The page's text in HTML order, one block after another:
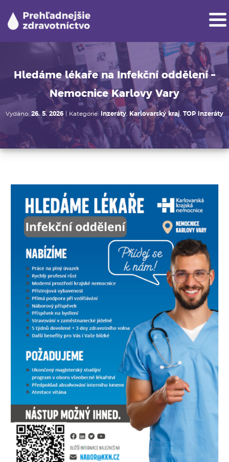
to
Prehľadnejšie zdravotníctvo
Užitočné informácie pre študentov medicíny,
lekárske fakulty, vyššie odborné a stredné
zdravotnícke školy.
Hledáme lékaře na Infekční oddělení –
Nemocnice Karlovy Vary
Vydáno: 26. 5. 2026 | Kategorie: Inzeráty, Karlovarský kraj, TOP Inzeráty